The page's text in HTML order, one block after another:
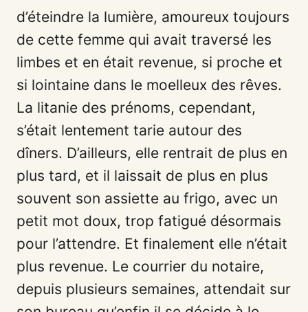
d’éteindre la lumière, amoureux toujours
de cette femme qui avait traversé les
limbes et en était revenue, si proche et
si lointaine dans le moelleux des rêves.
La litanie des prénoms, cependant,
s’était lentement tarie autour des
dîners. D’ailleurs, elle rentrait de plus en
plus tard, et il laissait de plus en plus
souvent son assiette au frigo, avec un
petit mot doux, trop fatigué désormais
pour l’attendre. Et finalement elle n’était
plus revenue. Le courrier du notaire,
depuis plusieurs semaines, attendait sur